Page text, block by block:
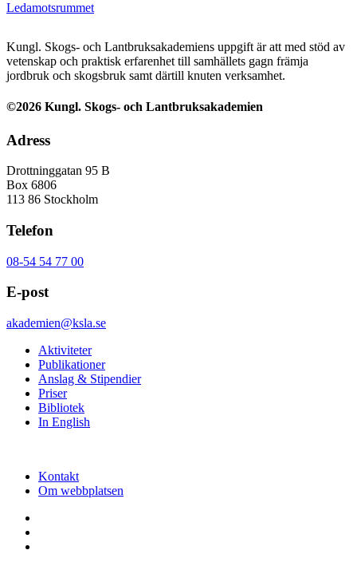
Ledamotsrummet
Kungl. Skogs- och Lantbruksakademiens uppgift är att med stöd av
vetenskap och praktisk erfarenhet till samhällets gagn främja
jordbruk och skogsbruk samt därtill knuten verksamhet.
©2026 Kungl. Skogs- och Lantbruksakademien
Adress
Drottninggatan 95 B
Box 6806
113 86 Stockholm
Telefon
08-54 54 77 00
E-post
akademien@ksla.se
Aktiviteter
Publikationer
Anslag & Stipendier
Priser
Bibliotek
In English
Kontakt
Om webbplatsen